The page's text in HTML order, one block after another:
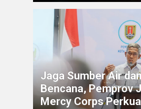
Jaga Sumber Air
Bencana, Pemprov
Mercy Corps